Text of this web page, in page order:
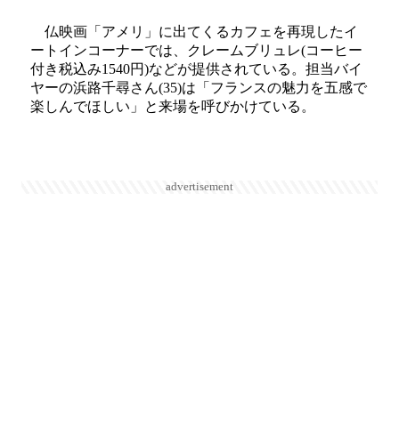
仏映画「アメリ」に出てくるカフェを再現したイ
ートインコーナーでは、クレームブリュレ(コーヒー
付き税込み1540円)などが提供されている。担当バイ
ヤーの浜路千尋さん(35)は「フランスの魅力を五感で
楽しんでほしい」と来場を呼びかけている。
advertisement